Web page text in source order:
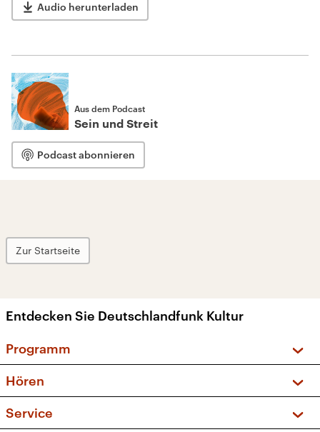
Audio herunterladen
Aus dem Podcast
Sein und Streit
Podcast abonnieren
Zur Startseite
Entdecken Sie Deutschlandfunk Kultur
Programm
Sendungen und Podcasts
Musikliste
Hören
Service